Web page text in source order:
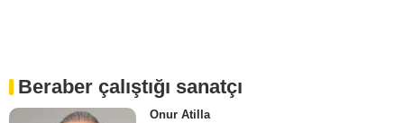
Beraber çalıştığı sanatçı
Onur Atilla